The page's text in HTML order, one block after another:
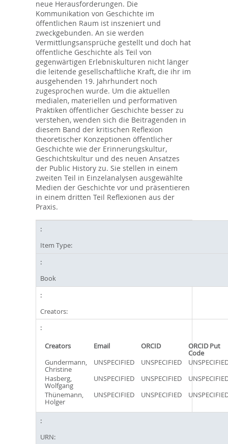
neue Herausforderungen. Die
Kommunikation von Geschichte im
öffentlichen Raum ist inszeniert und
zweckgebunden. An sie werden
Vermittlungsansprüche gestellt und doch hat
öffentliche Geschichte als Teil von
gegenwärtigen Erlebniskulturen nicht länger
die leitende gesellschaftliche Kraft, die ihr im
ausgehenden 19. Jahrhundert noch
zugesprochen wurde. Um die aktuellen
medialen, materiellen und performativen
Praktiken öffentlicher Geschichte besser zu
verstehen, wenden sich die Beitragenden in
diesem Band der kritischen Reflexion
theoretischer Konzeptionen öffentlicher
Geschichte wie der Erinnerungskultur,
Geschichtskultur und des neuen Ansatzes
der Public History zu. Sie stellen in einem
zweiten Teil in Einzelanalysen ausgewählte
Medien der Geschichte vor und präsentieren
in einem dritten Teil Reflexionen aus der
Praxis.
Item Type:
Book
Creators:
Creators Email ORCID ORCID Put
Code
Gundermann,
Christine
UNSPECIFIED UNSPECIFIED
Hasberg,
Wolfgang
UNSPECIFIED UNSPECIFIED
Thünemann,
Holger
UNSPECIFIED UNSPECIFIED
URN: